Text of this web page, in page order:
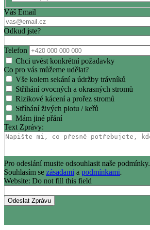
Váš Email
Odkud jste?
Telefon
Chci uvést konkrétní požadavky
Co pro vás můžeme udělat?
Vše kolem sekání a údržby trávníků
Střihání ovocných a okrasných stromů
Rizikové kácení a prořez stromů
Stříhání živých plotu / keřů
Mám jiné přání
Text Zprávy:
Pro odeslání musite odsouhlasit naše podmínky.
Souhlasím se zásadami a podmínkami.
Website: Do not fill this field